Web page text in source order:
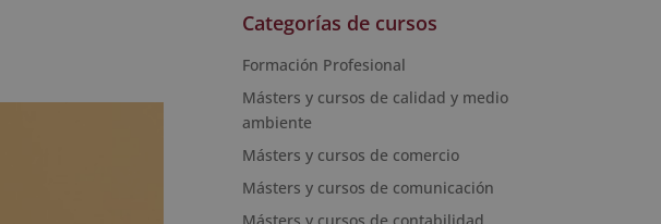
Categorías de cursos
Formación Profesional
Másters y cursos de calidad y medio
ambiente
Másters y cursos de comercio
Másters y cursos de comunicación